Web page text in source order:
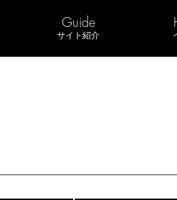
Guide
サイト紹介